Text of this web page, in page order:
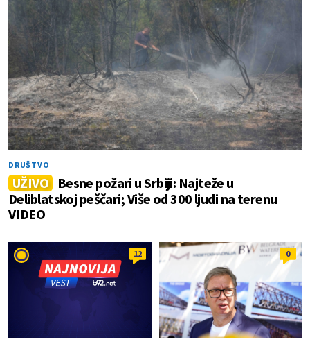
DRUŠTVO
UŽIVO Besne požari u Srbiji: Najteže u
Deliblatskoj peščari; Više od 300 ljudi na terenu
VIDEO
12 0